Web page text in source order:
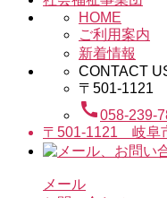
HOME
ご利用案内
新着情報
CONTACT
〒501-1121
call058-239-
〒501-1121 岐阜
メール